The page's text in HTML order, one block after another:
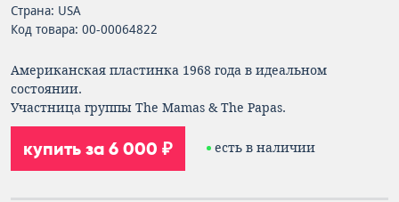
Страна: USA
Код товара: 00-00064822
Американская пластинка 1968 года в идеальном
состоянии.
Участница группы The Mamas & The Papas.
купить за 6 000 ₽ есть в наличии